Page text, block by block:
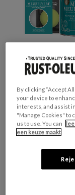
MEUBELVERF,
LIMOEN
By clicking “Accept
your device to
interests, and assist
"Manage Cookies" to
us to use. You can
een keuze maakt